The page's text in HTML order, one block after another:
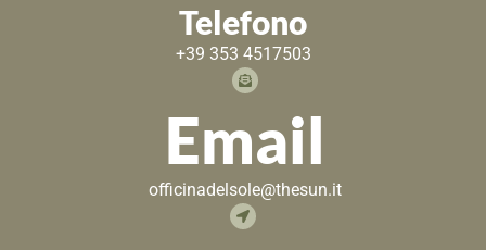
Telefono
+39 353 4517503
Email
officinadelsole@thesun.it